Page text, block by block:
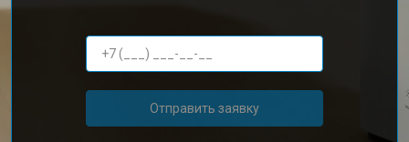
Отправить заявку